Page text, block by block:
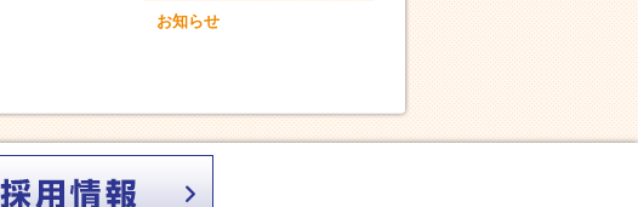
お知らせ